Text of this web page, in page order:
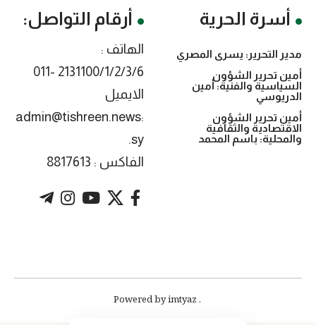
أسرة الحرية
مدير التحرير: يسرى المصري
أمين تحرير الشؤون
السياسية والفنية: أمين
الدريوسي
أمين تحرير الشؤون
الاقتصادية والثقافية
والمحلية: باسم المحمد
أرقام التواصل:
الهاتف :
2131100/1/2/3/6 -011
الايميل
:admin@tishreen.news
.sy
الفاكس : 8817613
. Powered by imtyaz